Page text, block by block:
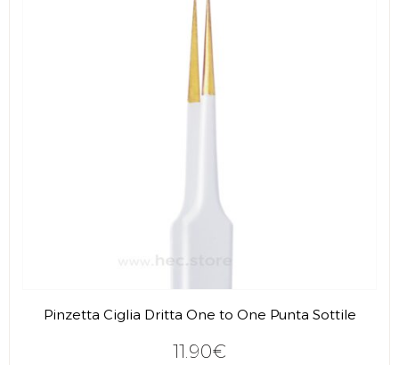
Pinzetta Ciglia Dritta One to One Punta Sottile
11.90€